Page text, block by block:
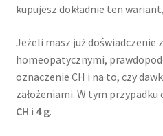
kupujesz dokładnie ten
Jeżeli masz już doświadczenie
homeopatycznymi,
oznaczenie CH i na to, czy
założeniami. W tym
CH i 4 g.